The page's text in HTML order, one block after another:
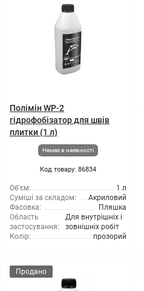
Полімін WP-2
гідрофобізатор для швів
плитки (1 л)
Немає в наявності
Код товару: 86834
Об'єм:
1 л
Суміші за складом:
Акриловий
Фасовка:
Пляшка
Область
застосування:
Для внутрішніх і
зовнішніх робіт
Колір:
прозорий
Продано